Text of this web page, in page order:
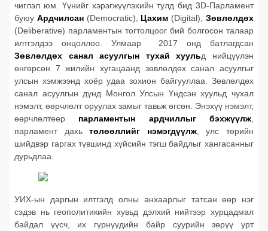
чиглэл юм. Үүнийг хэрэгжүүлэхийн тулд бид 3D-Парламент
буюу Ардчилсан (Democratic), Цахим (Digital),Зөвлөлдөх
(Deliberative) парламентын тогтолцоог бий болгосон талаар
илтгэлдээ онцоллоо. Улмаар 2017 онд батлагдсан
Зөвлөлдөх санал асуулгын тухай хуульд нийцүүлэн
өнгөрсөн 7 жилийн хугацаанд зөвлөлдөх санал асуулгыг
улсын хэмжээнд хоёр удаа зохион байгууллаа. Зөвлөлдөх
санал асуулгын дүнд Монгол Улсын Үндсэн хуульд чухал
нэмэлт, өөрчлөлт оруулах замыг тавьж өгсөн.
Энэхүү нэмэлт,
өөрчлөлтөөр парламентын ардчиллыг бэхжүүлж
парламент дахьтөлөөллийг нэмэгдүүлж, улс төрийн
шийдвэр гаргах түвшинд хүйсийн тэгш байдлыг хангасанныг
дурьдлаа.
УИХ-ын даргын илтгэлд олны анхаарлыг татсан өөр нэг
сэдэв нь геополитикийн хувьд дэлхий нийтээр хурцадмал
байдал үүсч, их гүрнүүдийн байр суурийн зөрүү урт